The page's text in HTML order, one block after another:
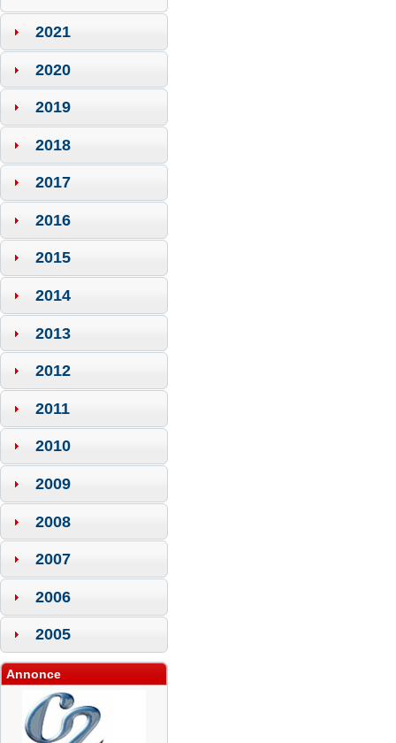
2021
2020
2019
2018
2017
2016
2015
2014
2013
2012
2011
2010
2009
2008
2007
2006
2005
Annonce